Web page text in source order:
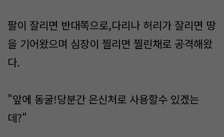
팔이 잘리면 반대쪽으로,다리나 허리가 잘리면 땅
을 기어왔으며 심장이 찔리면 찔린채로 공격해왔
다.
"앞에 동굴!당분간 은신처로 사용할수 있겠는
데?"